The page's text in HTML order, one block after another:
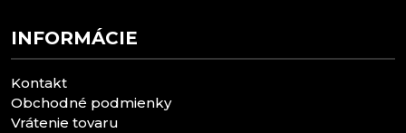
INFORMÁCIE
Kontakt
Obchodné podmienky
Vrátenie tovaru